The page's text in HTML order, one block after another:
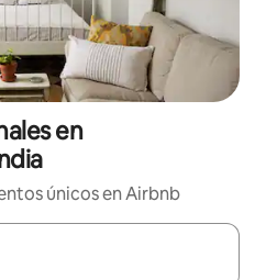
en
únicos en Airbnb
disponibles, navega con las